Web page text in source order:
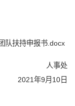
队扶持申报书.docx
人事处
2021年9月10日